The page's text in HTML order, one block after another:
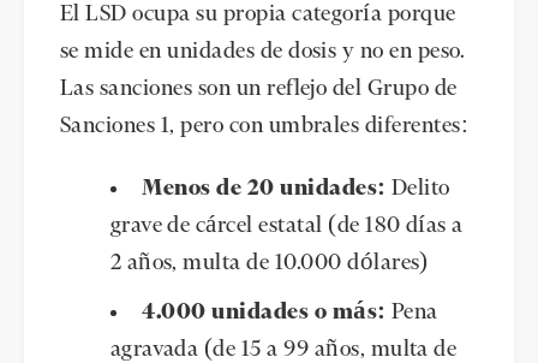
El LSD ocupa su propia categoría porque
se mide en unidades de dosis y no en peso.
Las sanciones son un reflejo del Grupo de
Sanciones 1, pero con umbrales diferentes:
Menos de 20 unidades: Delito
grave de cárcel estatal (de 180 días a
2 años, multa de 10.000 dólares)
4.000 unidades o más: Pena
agravada (de 15 a 99 años, multa de